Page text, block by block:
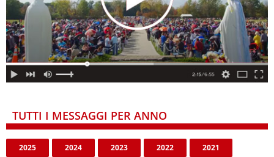
TUTTI I MESSAGGI PER ANNO
2025 2024 2023 2022 2021